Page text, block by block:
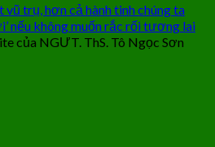
vũ trụ, hơn cả hành tinh chúng ta
nếu không muốn rắc rối tương lai
của NGƯT. ThS. Tô Ngọc Sơn